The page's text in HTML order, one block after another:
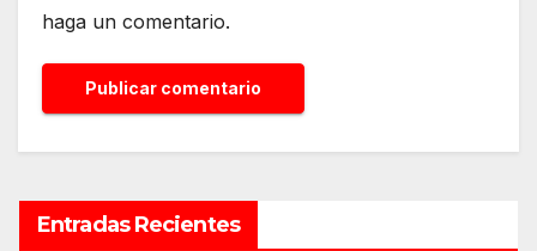
haga un comentario.
Entradas Recientes